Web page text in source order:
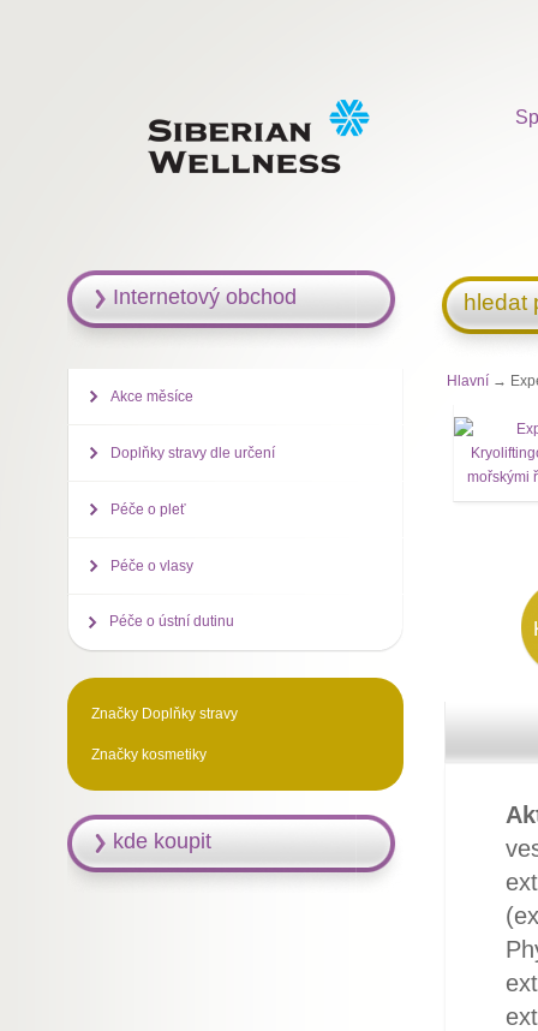
hledat
Hlavní →
Internetový obchod
Akce měsíce
Doplňky stravy dle určení
Péče o pleť
Péče o vlasy
Péče o ústní dutinu
Značky Doplňky stravy
Značky kosmetiky
kde koupit